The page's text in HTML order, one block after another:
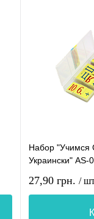
Набор "Учимся
Украински" AS-
27,90 грн. /